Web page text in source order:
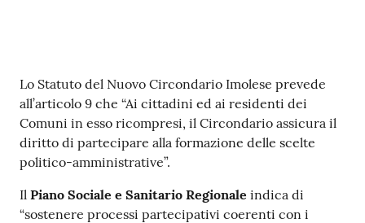
Contenuto
Lo Statuto del Nuovo Circondario Imolese prevede
all’articolo 9 che “Ai cittadini ed ai residenti dei
Comuni in esso ricompresi, il Circondario assicura il
diritto di partecipare alla formazione delle scelte
politico-amministrative”.
Il Piano Sociale e Sanitario Regionale indica di
“sostenere processi partecipativi coerenti con i